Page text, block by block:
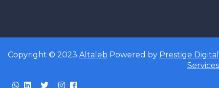
Copyright © 2023 Altaleb Powered by Prestige Digital
Services